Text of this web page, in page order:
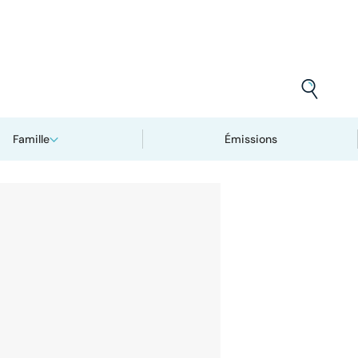
Famille Émissions